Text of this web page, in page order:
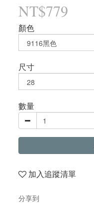
NT$779
顏色
尺寸
數量
加入追蹤清單
分享到